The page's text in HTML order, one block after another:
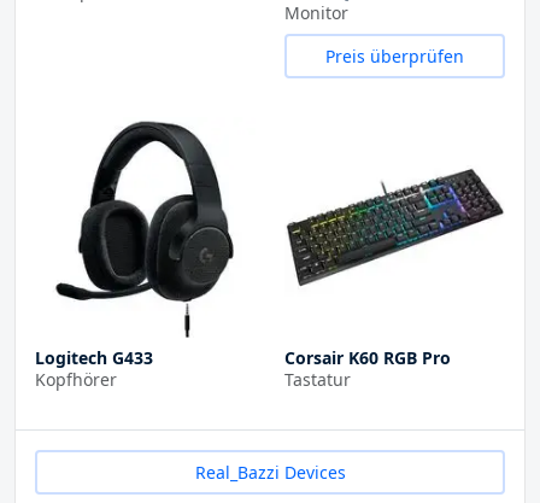
Monitor
Preis überprüfen
Logitech G433
Kopfhörer
Corsair K60 RGB Pro
Tastatur
Real_Bazzi Devices